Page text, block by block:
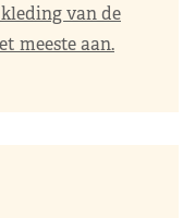
van de
meeste aan.